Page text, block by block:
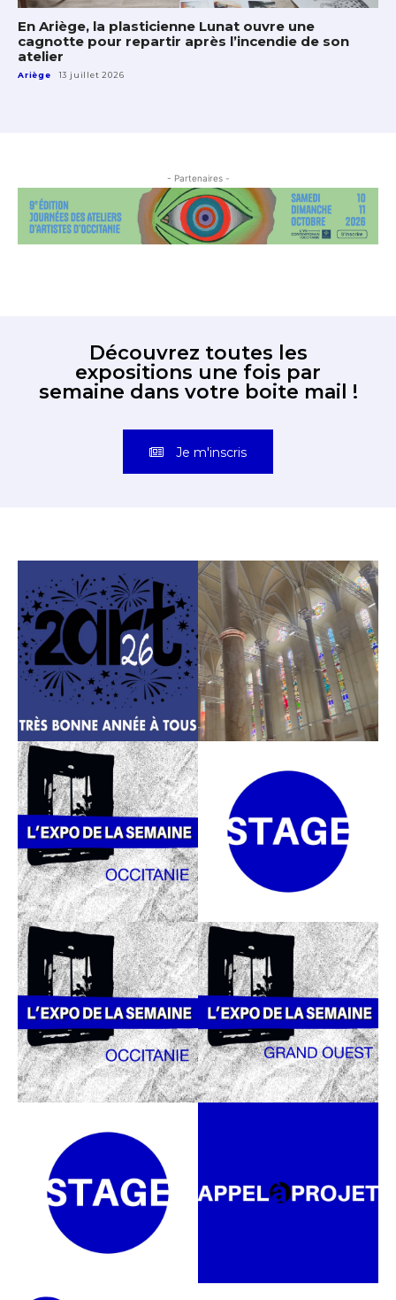
En Ariège, la plasticienne Lunat ouvre une
cagnotte pour repartir après l’incendie de son
atelier
Ariège 13 juillet 2026
- Partenaires -
Découvrez toutes les
expositions une fois par
semaine dans votre boite mail !
Je m'inscris